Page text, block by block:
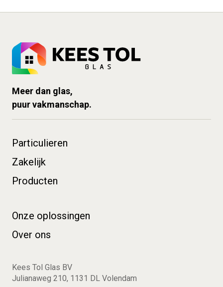
Meer dan glas,
puur vakmanschap.
Particulieren
Zakelijk
Producten
Onze oplossingen
Over ons
Kees Tol Glas BV
Julianaweg 210, 1131 DL Volendam